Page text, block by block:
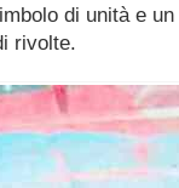
di unità e un
rivolte.